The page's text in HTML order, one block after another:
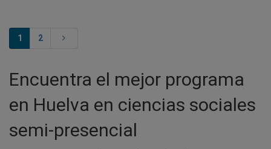
1 2
Encuentra el mejor programa
en Huelva en ciencias sociales
semi-presencial